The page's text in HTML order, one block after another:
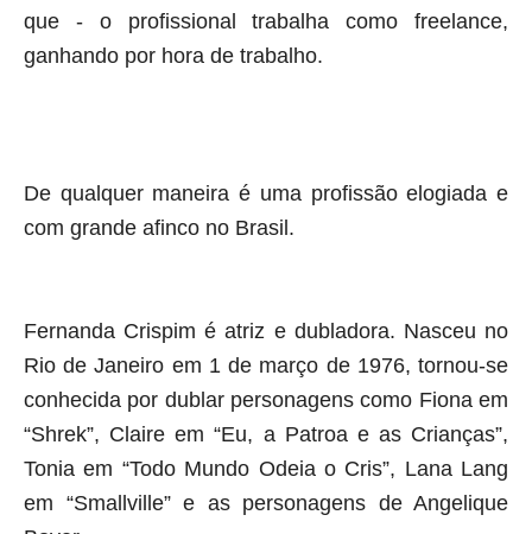
que - o profissional trabalha como freelance,
ganhando por hora de trabalho.
De qualquer maneira é uma profissão elogiada e
com grande afinco no Brasil.
Fernanda Crispim é atriz e dubladora. Nasceu no
Rio de Janeiro em 1 de março de 1976, tornou-se
conhecida por dublar personagens como Fiona em
“Shrek”, Claire em “Eu, a Patroa e as Crianças”,
Tonia em “Todo Mundo Odeia o Cris”, Lana Lang
em “Smallville” e as personagens de Angelique